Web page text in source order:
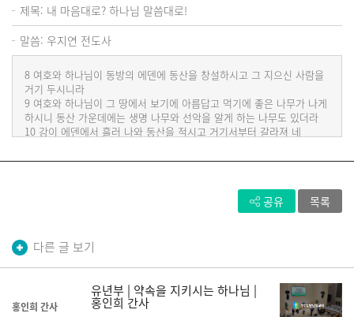
제목: 내 마음대로? 하나님 말씀대로!
말씀: 우지연 전도사
8 여호와 하나님이 동방의 에덴에 동산을 창설하시고 그 지으신 사람을
거기 두시니라
9 여호와 하나님이 그 땅에서 보기에 아름답고 먹기에 좋은 나무가 나게
하시니 동산 가운데에는 생명 나무와 선악을 알게 하는 나무도 있더라
10 강이 에덴에서 흘러 나와 동산을 적시고 거기서부터 갈라져 네
11 첫째의 이름은 비손이라 금이 있는 하윌라 온 땅을 둘렀으며
13 둘째 강의 이름은 기혼이라 구스 온 땅을 둘렀고
14 셋째 강의 이름은 힛데겔이라 앗수르 동쪽으로 흘렀으며 넷째 강은
경작하며 지키게 하시고
16 여호와 하나님이 그 사람에게 명하여 이르시되 동산 각종 나무의
열매는 네가 임의로 먹되
17 선악을 알게 하는 나무의 열매는 먹지 말라 네가 먹는 날에는 반드시
죽으리라 하시니라
공유 목록
다른 글 보기
홍인희 간사
유년부 | 약속을 지키시는 하나님 |
홍인희 간사